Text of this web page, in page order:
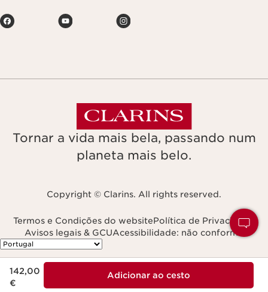
142,00
€
Adicionar ao cesto
Tornar a vida mais bela, passando num
planeta mais belo.
Copyright © Clarins. All rights reserved.
Termos e Condições do websitePolítica de Privacidade
Avisos legais & GCUAcessibilidade: não conforme
Navega para